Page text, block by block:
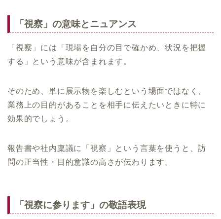
「視察」の意味とニュアンス
「視察」には「現場を自分の目で確かめ、状況を把握
する」という意味が含まれます。
そのため、単に展示物を楽しむという場面ではなく、
業務上の目的があることを相手に伝えたいときに特に
効果的でしょう。
報告書や社内稟議に「視察」という言葉を使うと、訪
問の正当性・目的意識の高さが伝わります。
「視察に参ります」の敬語表現